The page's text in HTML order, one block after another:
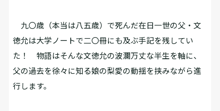
九〇歳（本当は八五歳）で死んだ在日一世の父・文
徳允は大学ノートで二〇冊にも及ぶ手記を残してい
た！ 物語はそんな文徳允の波瀾万丈な半生を軸に、
父の過去を徐々に知る娘の梨愛の動揺を挟みながら進
行します。